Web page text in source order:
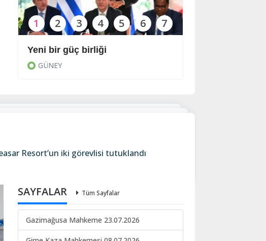
Yeni bir güç birliği
GÜNEY
1 2 3 4 5 6 7
Resort’un iki görevlisi tutuklandı
SAYFALAR Tüm Sayfalar
Gazimağusa Mahkeme 23.07.2026